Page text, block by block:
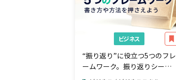
ビジネス
“振り返り”に役立つ5つのフレ
ームワーク。振り返りシート
の書き方や方法を押さえよう